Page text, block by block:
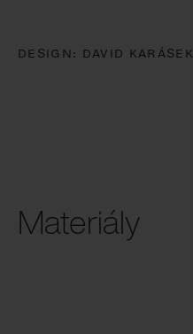
DESIGN: DAVID KARÁSEK
Materiály